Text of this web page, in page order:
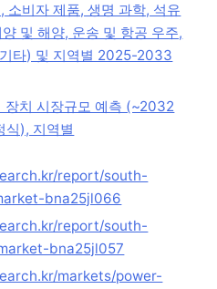
소비자 제품, 생명 과학, 석유
및 해양, 운송 및 항공 우주,
타) 및 지역별 2025-2033
장치 시장규모 예측 (~2032
식), 지역별
report/south-
bna25jl066
report/south-
bna25jl057
markets/power-